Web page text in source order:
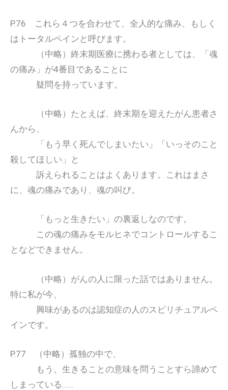
P.76 これら４つを合わせて、全人的な痛み、もしく
はトータルペインと呼びます。
（中略）終末期医療に携わる者としては、「魂
の痛み」が4番目であることに
疑問を持っています。
（中略）たとえば、終末期を迎えたがん患者さ
んから、
「もう早く死んでしまいたい」「いっそのこと
殺してほしい」と
訴えられることはよくあります。これはまさ
に、魂の痛みであり、魂の叫び。
「もっと生きたい」の裏返しなのです。
この魂の痛みをモルヒネでコントロールするこ
となどできません。
（中略）がんの人に限った話ではありません。
特に私が今、
興味があるのは認知症の人のスピリチュアルペ
インです。
P.77 （中略）孤独の中で、
もう、生きることの意味を問うことすら諦めて
しまっている……